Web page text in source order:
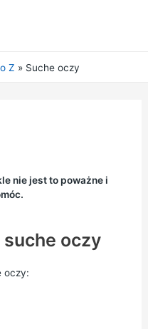
Z Suche oczy
nie jest to poważne i
oczy
oczy: